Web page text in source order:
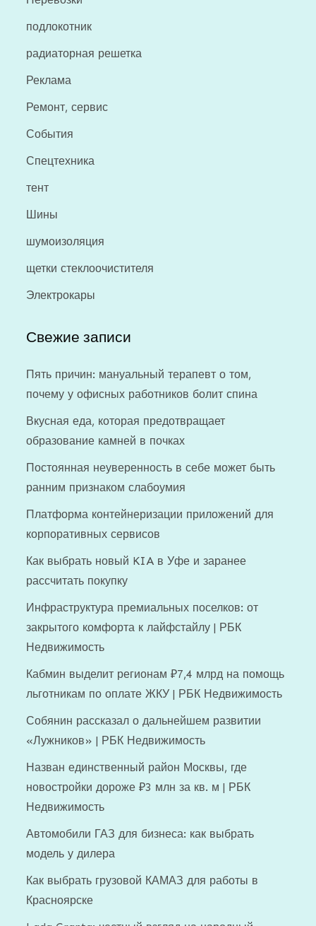
подлокотник
радиаторная решетка
Реклама
Ремонт, сервис
События
Спецтехника
тент
Шины
шумоизоляция
щетки стеклоочистителя
Электрокары
Свежие записи
Пять причин: мануальный терапевт о том,
почему у офисных работников болит спина
Вкусная еда, которая предотвращает
образование камней в почках
Постоянная неуверенность в себе может быть
ранним признаком слабоумия
Платформа контейнеризации приложений для
корпоративных сервисов
Как выбрать новый KIA в Уфе и заранее
рассчитать покупку
Инфраструктура премиальных поселков: от
закрытого комфорта к лайфстайлу | РБК
Недвижимость
Кабмин выделит регионам ₽7,4 млрд на помощь
льготникам по оплате ЖКУ | РБК Недвижимость
Собянин рассказал о дальнейшем развитии
«Лужников» | РБК Недвижимость
Назван единственный район Москвы, где
новостройки дороже ₽3 млн за кв. м | РБК
Недвижимость
Автомобили ГАЗ для бизнеса: как выбрать
модель у дилера
Как выбрать грузовой КАМАЗ для работы в
Красноярске